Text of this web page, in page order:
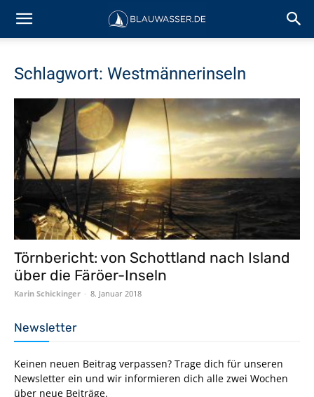
Schlagwort: Westmännerinseln
Törnbericht: von Schottland nach Island
über die Färöer-Inseln
Karin Schickinger - 8. Januar 2018
Newsletter
Keinen neuen Beitrag verpassen? Trage dich für unseren
Newsletter ein und wir informieren dich alle zwei Wochen
über neue Beiträge.